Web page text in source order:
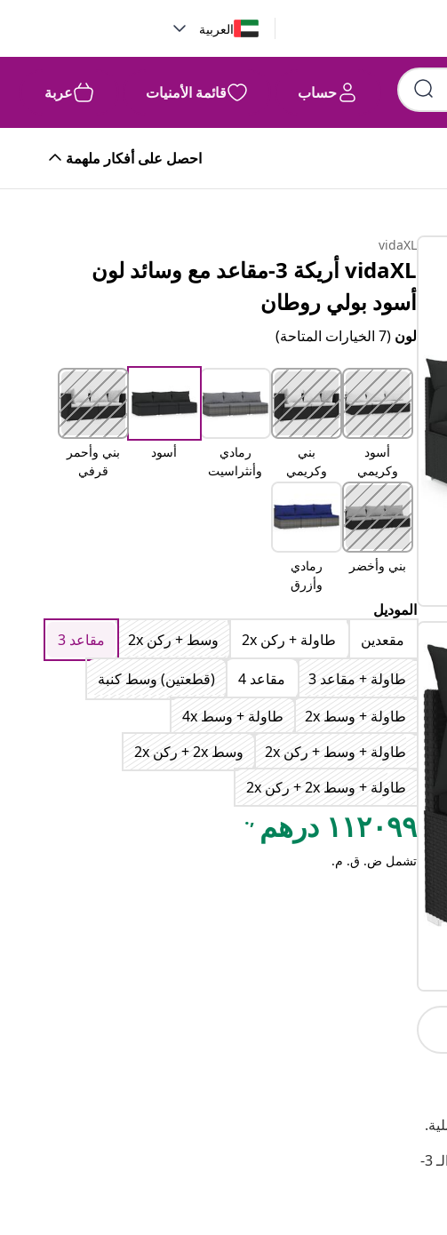
العربية
حساب قائمة الأمنيات عربة
احصل على أفكار ملهمة
يتميز مقعد الفناء هذا بإطار فولاذي قوي مطلي بالبودرة وأرجل بلاستيكية بطلاء الكروم، وهي متينة للغاية. تم تصميم الأريكة ذات الـ 3-
vidaXL
vidaXL أريكة 3-مقاعد مع وسائد لون
أسود بولي روطان
لون(7 الخيارات المتاحة)
أسود
وكريمي
بني
وكريمي
رمادي
وأنثراسيت
أسود
بني وأحمر
قرفي
بني وأخضر
رمادي
وأزرق
الموديل
مقعدين
طاولة + ركن 2x وسط + ركن 2x
مقاعد 3
طاولة + مقاعد 3
مقاعد 4
(قطعتين) وسط كنبة
طاولة + وسط 2x
طاولة + وسط 4x
طاولة + وسط + ركن 2x
وسط 2x + ركن 2x
طاولة + وسط 2x + ركن 2x
١١٢٠٩٩ درهم ,.
تشمل ض. ق. م.